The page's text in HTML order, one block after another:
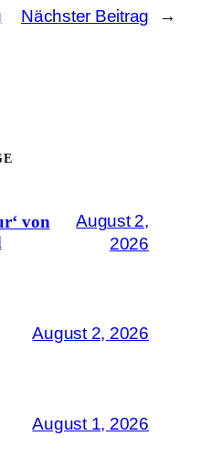
Nächster Beitrag →
von
August 2,
2026
August 2, 2026
August 1, 2026